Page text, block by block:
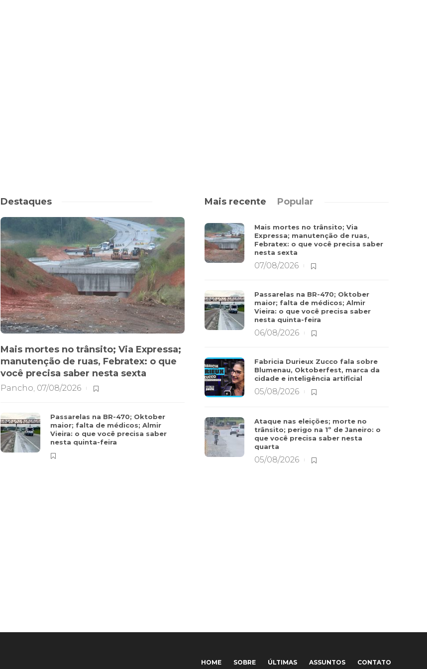
Destaques
Mais mortes no trânsito; Via Expressa;
manutenção de ruas, Febratex: o que
você precisa saber nesta sexta
Pancho, 07/08/2026
Passarelas na BR-470; Oktober
maior; falta de médicos; Almir
Vieira: o que você precisa saber
nesta quinta-feira
Mais recente Popular
Mais mortes no trânsito; Via
Expressa; manutenção de ruas,
Febratex: o que você precisa saber
nesta sexta
07/08/2026
Passarelas na BR-470; Oktober
maior; falta de médicos; Almir
Vieira: o que você precisa saber
nesta quinta-feira
06/08/2026
Fabricia Durieux Zucco fala sobre
Blumenau, Oktoberfest, marca da
cidade e inteligência artificial
05/08/2026
Ataque nas eleições; morte no
trânsito; perigo na 1º de Janeiro: o
que você precisa saber nesta
quarta
05/08/2026
HOME SOBRE ÚLTIMAS ASSUNTOS CONTATO